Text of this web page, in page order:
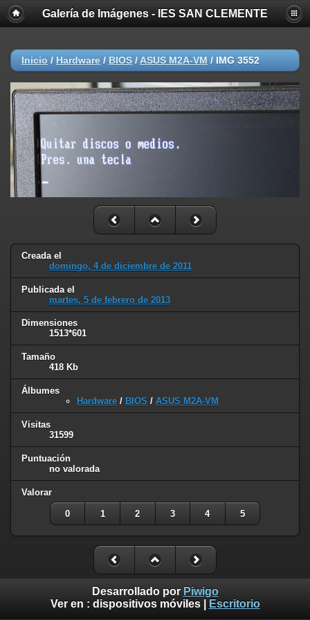
Galería de Imágenes - IES SAN CLEMENTE
Inicio / Hardware / BIOS / ASUS M2A-VM / IMG 3552
Creada el
domingo, 4 de diciembre de 2011
Publicada el
martes, 5 de febrero de 2013
Dimensiones
1513*601
Tamaño
418 Kb
Álbumes
Hardware / BIOS / ASUS M2A-VM
Visitas
31599
Puntuación
no valorada
Valorar
0 1 2 3 4 5
Desarrollado por Piwigo
Ver en : dispositivos móviles| Escritorio